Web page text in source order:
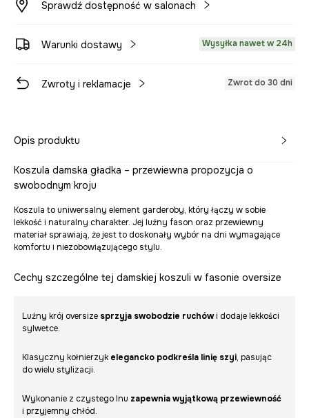
Sprawdź dostępność w salonach
Warunki dostawy Wysyłka nawet w 24h
Zwroty i reklamacje Zwrot do 30 dni
Opis produktu
Koszula damska gładka – przewiewna propozycja o
swobodnym kroju
Koszula to uniwersalny element garderoby, który łączy w sobie
lekkość i naturalny charakter. Jej luźny fason oraz przewiewny
materiał sprawiają, że jest to doskonały wybór na dni wymagające
komfortu i niezobowiązującego stylu.
Cechy szczególne tej damskiej koszuli w fasonie oversize
Luźny krój oversize sprzyja swobodzie ruchówi dodaje lekkości
sylwetce.
Klasyczny kołnierzyk elegancko podkreśla linię szyi, pasując
do wielu stylizacji.
Wykonanie z czystego lnu zapewnia wyjątkową przewiewność
i przyjemny chłód.